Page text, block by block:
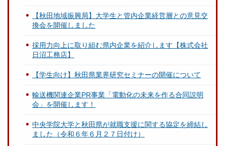
【秋田地域振興局】大学生と管内企業経営層との意見交
換会を開催しました
採用力向上に取り組む県内企業を紹介します【株式会社
日沼工務店】
【学生向け】秋田県業界研究セミナーの開催について
輸送機関連企業PR事業「電動化の未来を作る合同説明
会」を開催します！
中央学院大学と秋田県が就職支援に関する協定を締結し
ました（令和６年６月２７日付け）